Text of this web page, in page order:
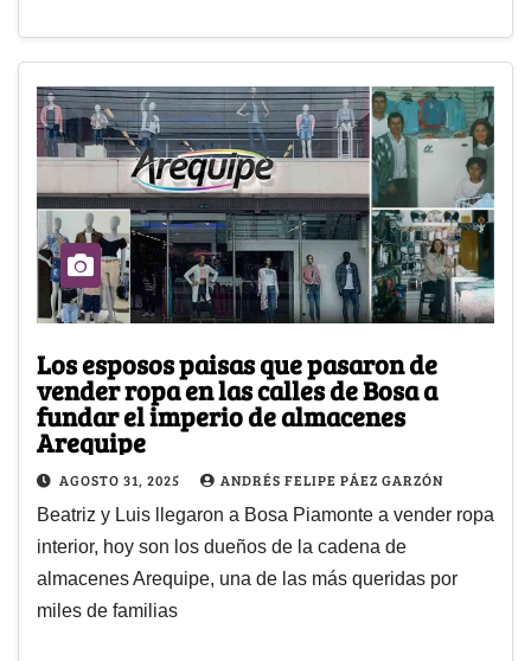
Los esposos paisas que pasaron de
vender ropa en las calles de Bosa a
fundar el imperio de almacenes
Arequipe
AGOSTO 31, 2025 ANDRÉS FELIPE PÁEZ GARZÓN
Beatriz y Luis llegaron a Bosa Piamonte a vender ropa
interior, hoy son los dueños de la cadena de
almacenes Arequipe, una de las más queridas por
miles de familias